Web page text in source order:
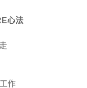
心法
作